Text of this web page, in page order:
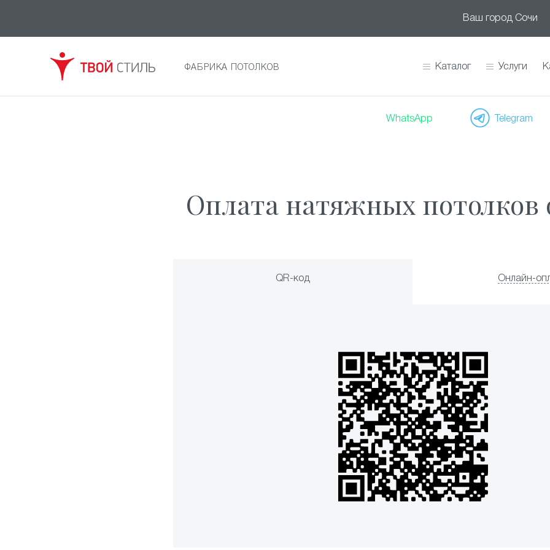
Ваш город Сочи
ФАБРИКА ПОТОЛКОВ Каталог Услуги
WhatsApp Telegram
Оплата натяжных потолков
QR-код Онлайн-